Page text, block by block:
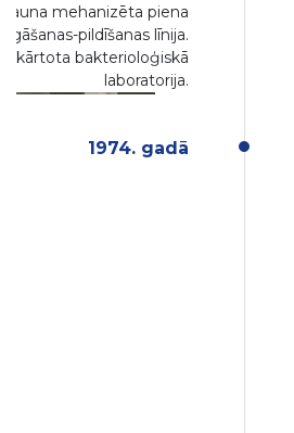
jauna mehanizēta piena
pildīšanas līnija.
bakterioloģiskā
laboratorija.
1974. gadā